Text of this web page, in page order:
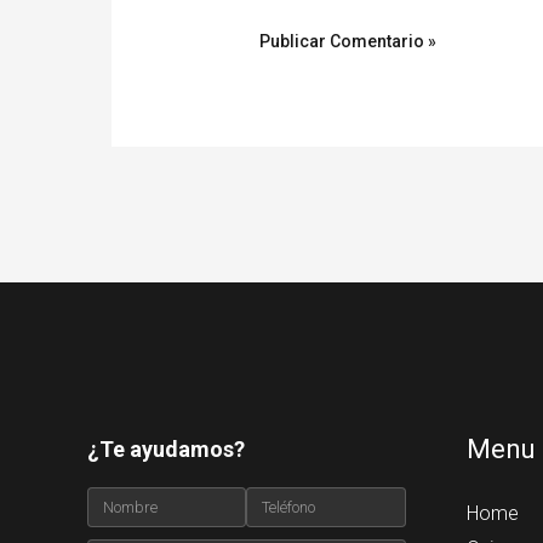
¿Te ayudamos? Menu
Home